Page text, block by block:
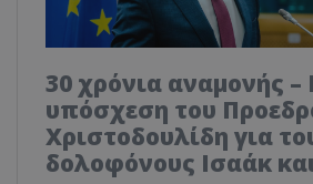
30 χρόνια αναμονής –
υπόσχεση του
Χριστοδουλίδη για
δολοφόνους Ισαάκ